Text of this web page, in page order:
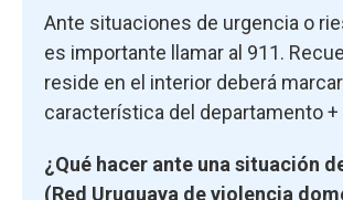
Ante situaciones de urgencia o
es importante llamar al 911.
reside en el interior deberá
característica del departamento +
¿Qué hacer ante una situación
(Red Uruguaya de violencia